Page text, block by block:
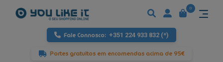
Fale Connosco: +351 224 933 832 (*)
Portes gratuitos em encomendas acima de 95€
0